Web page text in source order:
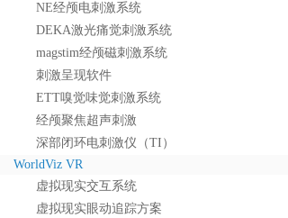
NE经颅电刺激系统
DEKA激光痛觉刺激系统
magstim经颅磁刺激系统
刺激呈现软件
ETT嗅觉味觉刺激系统
经颅聚焦超声刺激
深部闭环电刺激仪（TI）
WorldViz VR
虚拟现实交互系统
虚拟现实眼动追踪方案